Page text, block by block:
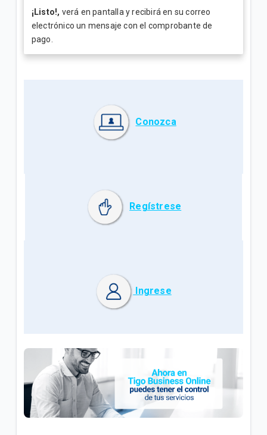
¡Listo!, verá en pantalla y recibirá en su correo
electrónico un mensaje con el comprobante de
pago.
Conozca
Regístrese
Ingrese